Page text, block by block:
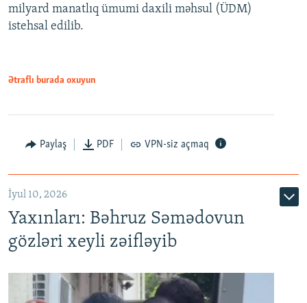
Auto 240p 360p 480p
480p
milyard manatlıq ümumi daxili məhsul (ÜDM)
istehsal edilib.
Ətraflı burada oxuyun
Paylaş PDF VPN-siz açmaq
İyul 10, 2026
Yaxınları: Bəhruz Səmədovun
gözləri xeyli zəifləyib